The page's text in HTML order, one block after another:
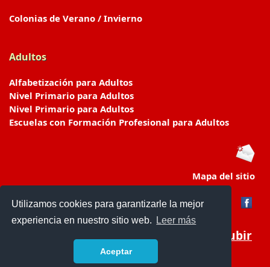
Utilizamos cookies para garantizarle la mejor
experiencia en nuestro sitio web.
Leer más
Aceptar
Colonias de Verano / Invierno
Adultos
Alfabetización para Adultos
Nivel Primario para Adultos
Nivel Primario para Adultos
Escuelas con Formación Profesional para Adultos
Mapa del sitio
Subir